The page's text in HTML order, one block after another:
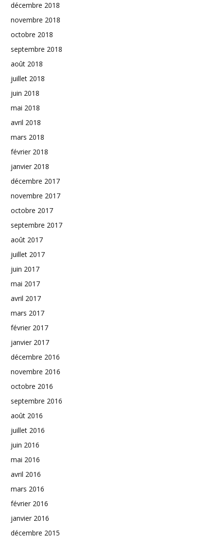
décembre 2018
novembre 2018
octobre 2018
septembre 2018
août 2018
juillet 2018
juin 2018
mai 2018
avril 2018
mars 2018
février 2018
janvier 2018
décembre 2017
novembre 2017
octobre 2017
septembre 2017
août 2017
juillet 2017
juin 2017
mai 2017
avril 2017
mars 2017
février 2017
janvier 2017
décembre 2016
novembre 2016
octobre 2016
septembre 2016
août 2016
juillet 2016
juin 2016
mai 2016
avril 2016
mars 2016
février 2016
janvier 2016
décembre 2015